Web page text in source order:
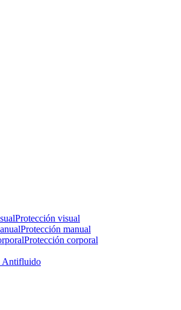
Protección visual
Protección manual
Protección corporal
Antifluido